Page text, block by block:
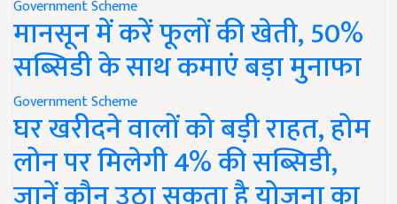
Government Scheme
मानसून में करें फूलों की खेती, 50%
सब्सिडी के साथ कमाएं बड़ा मुनाफा
Government Scheme
घर खरीदने वालों को बड़ी राहत, होम
लोन पर मिलेगी 4% की सब्सिडी,